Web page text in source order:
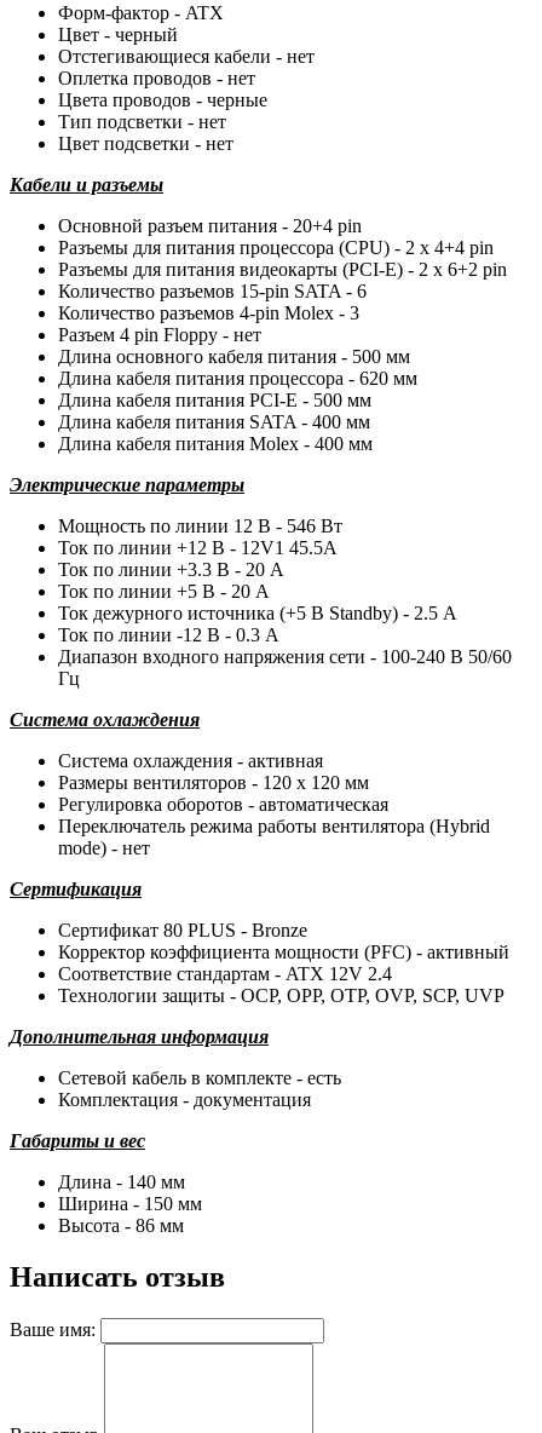
Форм-фактор - ATX
Цвет - черный
Отстегивающиеся кабели - нет
Оплетка проводов - нет
Цвета проводов - черные
Тип подсветки - нет
Цвет подсветки - нет
Кабели и разъемы
Основной разъем питания - 20+4 pin
Разъемы для питания процессора (CPU) - 2 x 4+4 pin
Разъемы для питания видеокарты (PCI-E) - 2 x 6+2 pin
Количество разъемов 15-pin SATA - 6
Количество разъемов 4-pin Molex - 3
Разъем 4 pin Floppy - нет
Длина основного кабеля питания - 500 мм
Длина кабеля питания процессора - 620 мм
Длина кабеля питания PCI-E - 500 мм
Длина кабеля питания SATA - 400 мм
Длина кабеля питания Molex - 400 мм
Электрические параметры
Мощность по линии 12 В - 546 Вт
Ток по линии +12 В - 12V1 45.5A
Ток по линии +3.3 В - 20 А
Ток по линии +5 В - 20 А
Ток дежурного источника (+5 В Standby) - 2.5 А
Ток по линии -12 В - 0.3 А
Диапазон входного напряжения сети - 100-240 В 50/60
Гц
Система охлаждения
Система охлаждения - активная
Размеры вентиляторов - 120 x 120 мм
Регулировка оборотов - автоматическая
Переключатель режима работы вентилятора (Hybrid
mode) - нет
Сертификация
Сертификат 80 PLUS - Bronze
Корректор коэффициента мощности (PFC) - активный
Соответствие стандартам - ATX 12V 2.4
Технологии защиты - OCP, OPP, OTP, OVP, SCP, UVP
Дополнительная информация
Сетевой кабель в комплекте - есть
Комплектация - документация
Габариты и вес
Длина - 140 мм
Ширина - 150 мм
Высота - 86 мм
Написать отзыв
Ваше имя: